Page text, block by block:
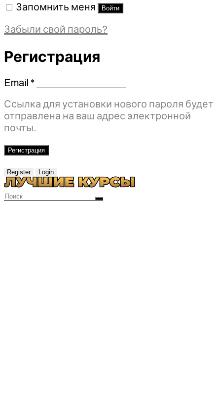
Запомнить меня Войти
Забыли свой пароль?
Регистрация
Email *Обязательно
Ссылка для установки нового пароля будет
отправлена ​​на ваш адрес электронной
почты.
Регистрация
Register Login